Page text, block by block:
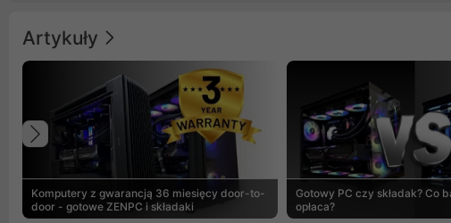
Artykuły
Komputery z gwarancją 36 miesięcy door-to-
door - gotowe ZENPC i składaki
Gotowy PC czy składak? Co
opłaca?
Poprzedni